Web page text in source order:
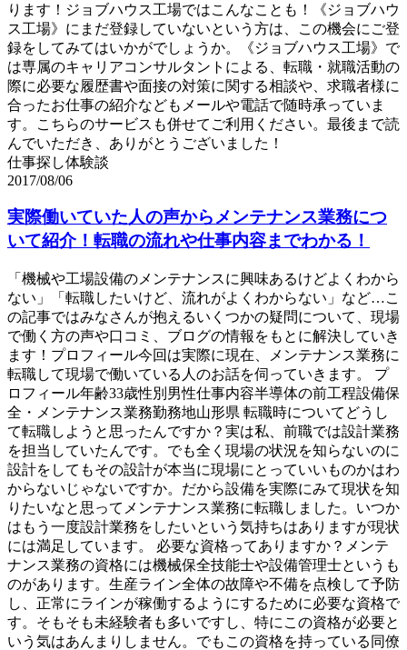
ります！ジョブハウス工場ではこんなことも！《ジョブハウ
ス工場》にまだ登録していないという方は、この機会にご登
録をしてみてはいかがでしょうか。《ジョブハウス工場》で
は専属のキャリアコンサルタントによる、転職・就職活動の
際に必要な履歴書や面接の対策に関する相談や、求職者様に
合ったお仕事の紹介などもメールや電話で随時承っていま
す。こちらのサービスも併せてご利用ください。最後まで読
んでいただき、ありがとうございました！
仕事探し体験談
2017/08/06
実際働いていた人の声からメンテナンス業務につ
いて紹介！転職の流れや仕事内容までわかる！
「機械や工場設備のメンテナンスに興味あるけどよくわから
ない」「転職したいけど、流れがよくわからない」など…こ
の記事ではみなさんが抱えるいくつかの疑問について、現場
で働く方の声や口コミ、ブログの情報をもとに解決していき
ます！プロフィール今回は実際に現在、メンテナンス業務に
転職して現場で働いている人のお話を伺っていきます。 プ
ロフィール年齢33歳性別男性仕事内容半導体の前工程設備保
全・メンテナンス業務勤務地山形県 転職時についてどうし
て転職しようと思ったんですか？実は私、前職では設計業務
を担当していたんです。でも全く現場の状況を知らないのに
設計をしてもその設計が本当に現場にとっていいものかはわ
からないじゃないですか。だから設備を実際にみて現状を知
りたいなと思ってメンテナンス業務に転職しました。いつか
はもう一度設計業務をしたいという気持ちはありますが現状
には満足しています。 必要な資格ってありますか？メンテ
ナンス業務の資格には機械保全技能士や設備管理士というも
のがあります。生産ライン全体の故障や不備を点検して予防
し、正常にラインが稼働するようにするために必要な資格で
す。そもそも未経験者も多いですし、特にこの資格が必要と
いう気はあんまりしません。でもこの資格を持っている同僚